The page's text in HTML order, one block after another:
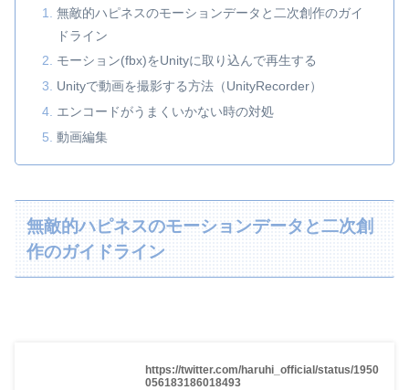
無敵的ハピネスのモーションデータと二次創作のガイ
ドライン
モーション(fbx)をUnityに取り込んで再生する
Unityで動画を撮影する方法（UnityRecorder）
エンコードがうまくいかない時の対処
動画編集
無敵的ハピネスのモーションデータと二次創
作のガイドライン
https://twitter.com/haruhi_official/status/1950
056183186018493